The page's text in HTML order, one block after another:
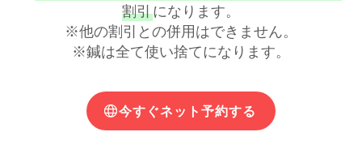
割引になります。
※他の割引との併用はできません。
※鍼は全て使い捨てになります。
今すぐネット予約する